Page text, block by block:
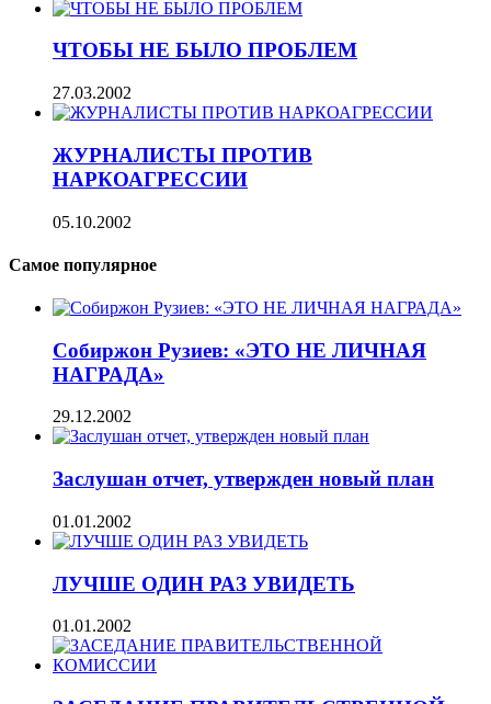
ЧТОБЫ НЕ БЫЛО ПРОБЛЕМ
27.03.2002
ЖУРНАЛИСТЫ ПРОТИВ
НАРКОАГРЕССИИ
05.10.2002
Самое популярное
Собиржон Рузиев: «ЭТО НЕ ЛИЧНАЯ
НАГРАДА»
29.12.2002
Заслушан отчет, утвержден новый план
01.01.2002
ЛУЧШЕ ОДИН РАЗ УВИДЕТЬ
01.01.2002